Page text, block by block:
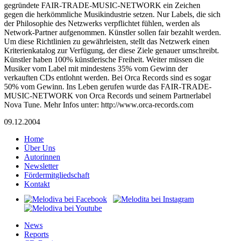
gegründete FAIR-TRADE-MUSIC-NETWORK ein Zeichen
gegen die herkömmliche Musikindustrie setzen. Nur Labels, die sich
der Philosophie des Netzwerks verpflichtet fühlen, werden als
Network-Partner aufgenommen. Künstler sollen fair bezahlt werden.
Um diese Richtlinien zu gewährleisten, stellt das Netzwerk einen
Kriterienkatalog zur Verfügung, der diese Ziele genauer umschreibt.
Künstler haben 100% künstlerische Freiheit. Weiter müssen die
Musiker vom Label mit mindestens 35% vom Gewinn der
verkauften CDs entlohnt werden. Bei Orca Records sind es sogar
50% vom Gewinn. Ins Leben gerufen wurde das FAIR-TRADE-
MUSIC-NETWORK von Orca Records und seinem Partnerlabel
Nova Tune. Mehr Infos unter: http://www.orca-records.com
09.12.2004
Home
Über Uns
Autorinnen
Newsletter
Fördermitgliedschaft
Kontakt
News
Reports